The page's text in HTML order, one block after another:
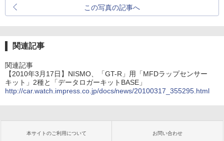
この写真の記事へ
関連記事
関連記事
【2010年3月17日】NISMO、「GT-R」用「MFDラップセンサー
キット」2種と「データロガーキットBASE」
http://car.watch.impress.co.jp/docs/news/20100317_355295.html
本サイトのご利用について お問い合わせ